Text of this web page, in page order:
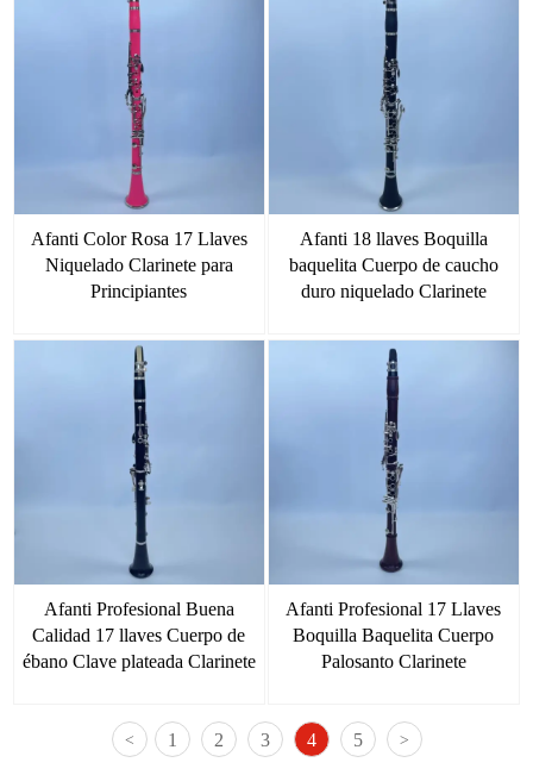
Afanti Color Rosa 17 Llaves
Niquelado Clarinete para
Principiantes
Afanti 18 llaves Boquilla
baquelita Cuerpo de caucho
duro niquelado Clarinete
Afanti Profesional Buena
Calidad 17 llaves Cuerpo de
ébano Clave plateada Clarinete
Afanti Profesional 17 Llaves
Boquilla Baquelita Cuerpo
Palosanto Clarinete
< 1 2 3 4 5 >